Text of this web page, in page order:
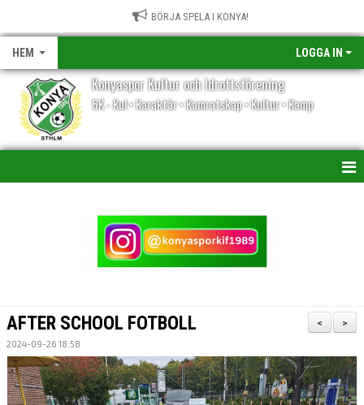
BÖRJA SPELA I KONYA!
HEM LOGGA IN
Konyaspor Kultur och Idrottsförening
5K - Kul • Karaktär • Kamratskap • Kultur • Kamp
MATCHER
>
<
AFTER SCHOOL FOTBOLL
2024-09-26 18:58